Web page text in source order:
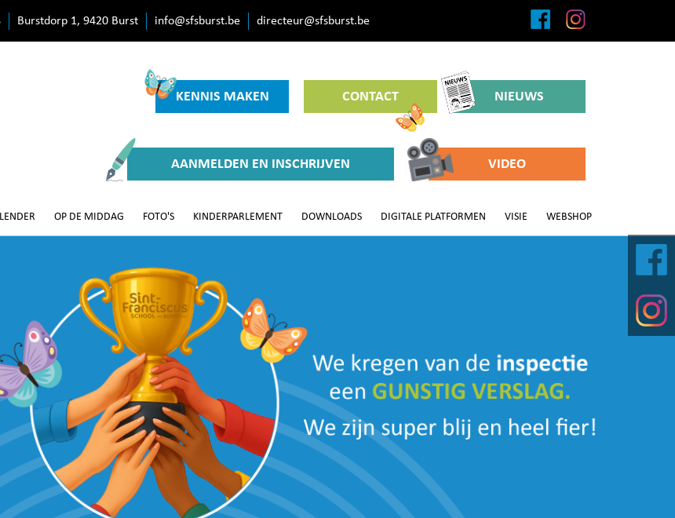
Burstdorp 1, 9420 Burst info@sfsburst.be directeur@sfsburst.be
KENNIS MAKEN CONTACT NIEUWS
AANMELDEN EN INSCHRIJVEN VIDEO
OP DE MIDDAG FOTO'S KINDERPARLEMENT DOWNLOADS DIGITALE PLATFORMEN VISIE WEBSHOP